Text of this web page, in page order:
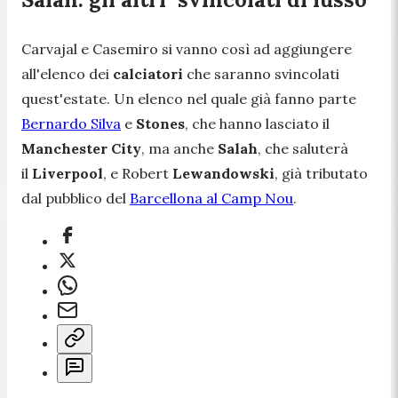
Carvajal e Casemiro si vanno così ad aggiungere
all'elenco dei calciatori che saranno svincolati
quest'estate. Un elenco nel quale già fanno parte
Bernardo Silva e Stones, che hanno lasciato il
Manchester City, ma anche Salah, che saluterà
il Liverpool, e Robert Lewandowski, già tributato
dal pubblico del Barcellona al Camp Nou.